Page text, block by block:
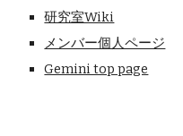
研究室Wiki
メンバー個人ページ
Gemini top page